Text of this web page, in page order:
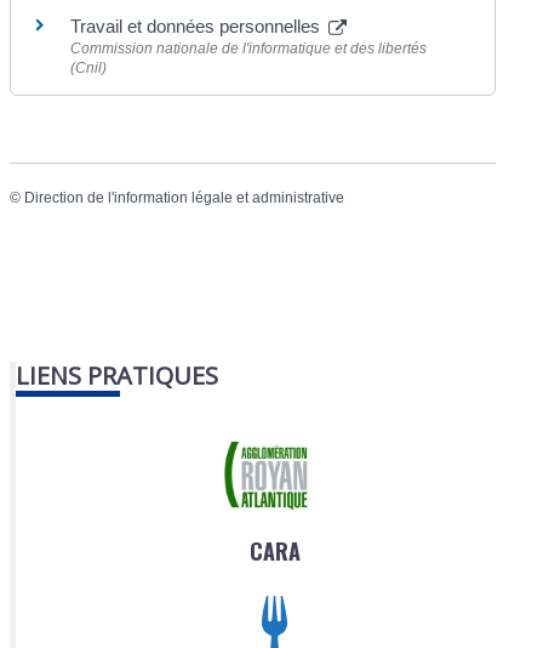
Travail et données personnelles
Commission nationale de l'informatique et des libertés
(Cnil)
© Direction de l'information légale et administrative
LIENS PRATIQUES
CARA